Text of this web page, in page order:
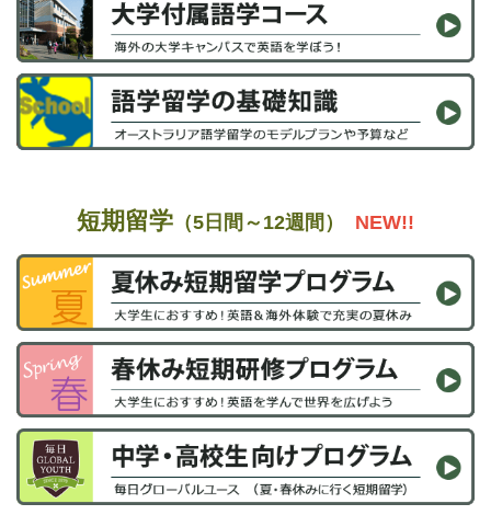
短期留学 （5日間～12週間） NEW!!